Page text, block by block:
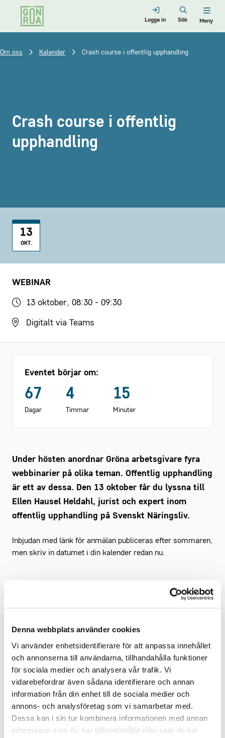
Denna webbplats använder cookies
Vi använder enhetsidentifierare för att anpassa innehållet
och annonserna till användarna, tillhandahålla funktioner
för sociala medier och analysera vår trafik. Vi
vidarebefordrar även sådana identifierare och annan
information från din enhet till de sociala medier och
annons- och analysföretag som vi samarbetar med.
Dessa kan i sin tur kombinera informationen med annan
information som du har tillhandahållit eller som de har
Logga in Sök Meny
Om oss Kalender Crash course i offentlig upphandling
Crash course i offentlig
upphandling
13
OKT.
Under hösten anordnar Gröna arbetsgivare fyra
webbinarier på olika teman. Offentlig upphandling
är ett av dessa. Den 13 oktober får du lyssna till
Ellen Hausel Heldahl, jurist och expert inom
offentlig upphandling på Svenskt Näringsliv.
Inbjudan med länk för anmälan publiceras efter sommaren,
men skriv in datumet i din kalender redan nu.
WEBINAR
13 oktober, 08:30 - 09:30
Digitalt via Teams
Eventet börjar om:
67
Dagar
4
Timmar
15
Minuter
Du kanske också är
intresserad av
24
- WEBINAR & BEREDSKAP
17